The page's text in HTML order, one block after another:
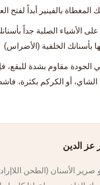
المغطاة بالفينير أبداً
الأشياء الصلبة جداً
بأسنانك الخلفية (الأضراس)
الجودة مقاوم بشدة للبقع،
الشاي، أو الكركم بكثرة،
عز الدين
صرير الأسنان (الطحن